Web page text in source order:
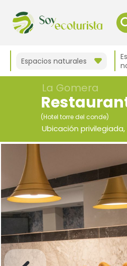
Espacios naturales
La Gomera
(Hotel torre del conde)
Ubicación